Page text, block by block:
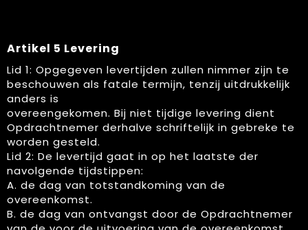
Artikel 5 Levering
Lid 1: Opgegeven levertijden zullen nimmer zijn te
beschouwen als fatale termijn, tenzij uitdrukkelijk
anders is
overeengekomen. Bij niet tijdige levering dient
Opdrachtnemer derhalve schriftelijk in gebreke te
worden gesteld.
Lid 2: De levertijd gaat in op het laatste der
navolgende tijdstippen:
A. de dag van totstandkoming van de
overeenkomst.
B. de dag van ontvangst door de Opdrachtnemer